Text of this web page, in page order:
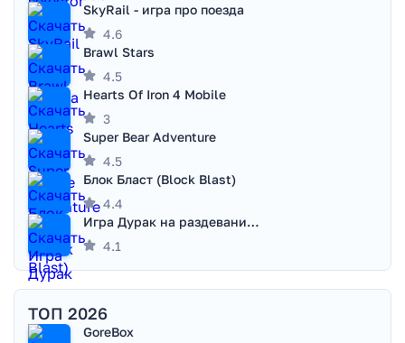
SkyRail - игра про поезда
4.6
Brawl Stars
4.5
Hearts Of Iron 4 Mobile
3
Super Bear Adventure
4.5
Блок Бласт (Block Blast)
4.4
Игра Дурак на раздевание - Правила игры
4.1
ТОП 2026
GoreBox